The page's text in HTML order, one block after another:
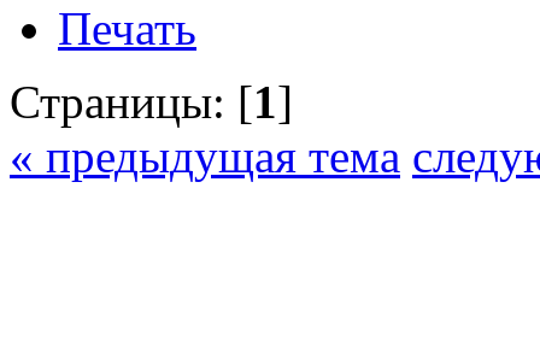
Печать
Страницы: [1]
« предыдущая тема